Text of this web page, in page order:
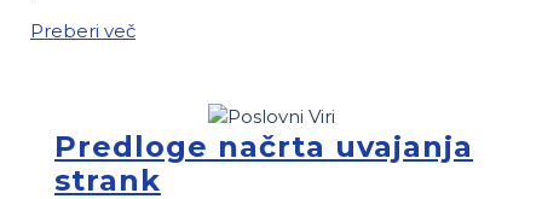
Preberi več
Predloge načrta uvajanja
strank